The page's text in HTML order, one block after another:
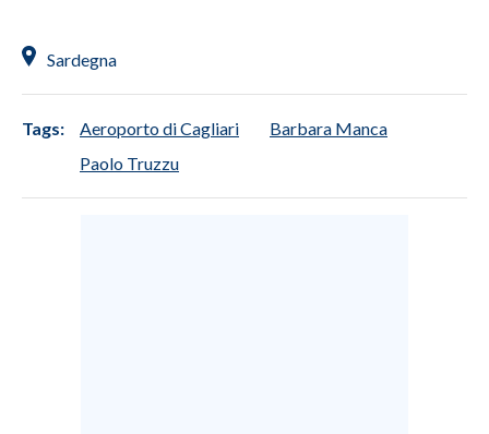
Sardegna
Tags: Aeroporto di Cagliari
Barbara Manca
Paolo Truzzu